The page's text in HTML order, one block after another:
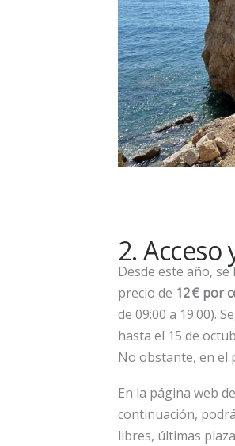
2.
Desde este año,
precio de 12 € por
de 09:00 a 19:00).
hasta el 15 de
No obstante, en el
En la página web
continuación,
libres, últimas